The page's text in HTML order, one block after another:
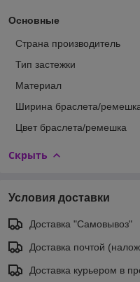
Основные
Страна производитель
Тип застежки
Материал
Ширина браслета/
Цвет браслета/ремешка
Скрыть
Условия доставки
Доставка "Самовывоз"
Доставка почтой
Доставка курьером в